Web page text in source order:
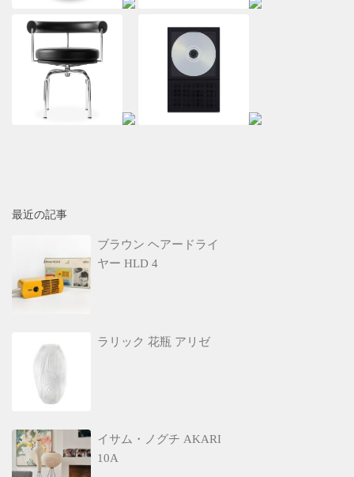
最近の記事
ブラウン ヘアードライ
ヤー HLD 4
ラリック 花瓶 アリゼ
イサム・ノグチ AKARI
10A